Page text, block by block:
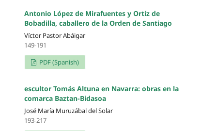
Antonio López de Mirafuentes y Ortiz de
Bobadilla, caballero de la Orden de Santiago
Víctor Pastor Abáigar
149-191
PDF (Spanish)
escultor Tomás Altuna en Navarra: obras en la
comarca Baztan-Bidasoa
José María Muruzábal del Solar
193-217